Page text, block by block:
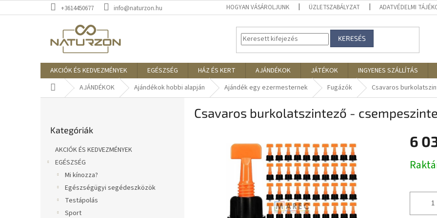
a
+3614450677 info@naturzon.hu HOGYAN VÁSÁROLJUNK ÜZLETSZABÁLYZAT ADATVÉDELMI
KERESÉS
AKCIÓK ÉS KEDVEZMÉNYEK EGÉSZSÉG HÁZ ÉS KERT AJÁNDÉKOK JÁTÉKOK INGYENES SZÁLLÍTÁS
KezdőlapAJÁNDÉKOK Ajándékok hobbi alapján Ajándék egy ezermesternek Fugázók Csavaros
átugrása
Kategóriák
AKCIÓK ÉS KEDVEZMÉNYEK
EGÉSZSÉG
Mi kínozza?
Egészségügyi segédeszközök
Testápolás
Sport
Csavaros burkolatszintező -
6